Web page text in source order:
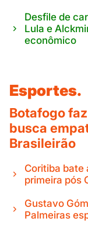
Desfile de
Lula e
econômico
Esportes.
Botafogo
busca
Brasileirão
Coritiba bate
primeira pós
Gustavo
Palmeiras